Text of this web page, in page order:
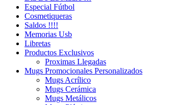
Especial Fútbol
Cosmetiqueras
Saldos !!!!
Memorias Usb
Libretas
Productos Exclusivos
Proximas Llegadas
Mugs Promocionales Personalizados
Mugs Acrílico
Mugs Cerámica
Mugs Metálicos